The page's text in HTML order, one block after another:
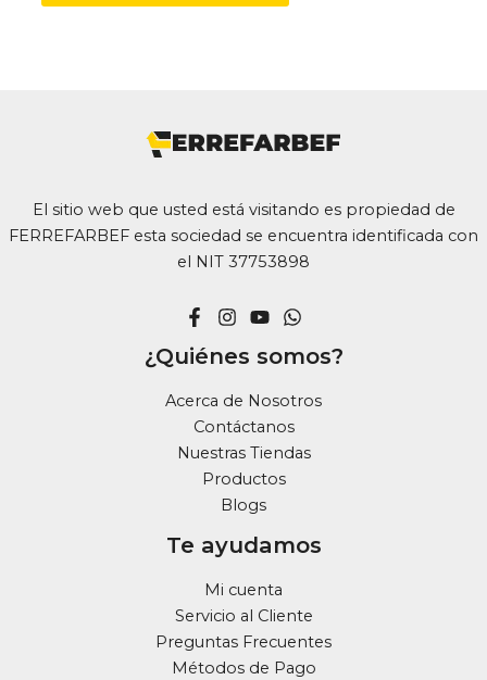
se
elegir
en
la
de
El sitio web que usted está visitando es propiedad de
FERREFARBEF esta sociedad se encuentra identificada con
el NIT 37753898
¿Quiénes somos?
Acerca de Nosotros
Contáctanos
Nuestras Tiendas
Productos
Blogs
Te ayudamos
Mi cuenta
Servicio al Cliente
Preguntas Frecuentes
Métodos de Pago